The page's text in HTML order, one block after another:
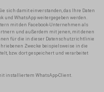
sich damit einverstanden, das Ihre Daten
und WhatsApp weitergegeben werden.
mit den Facebook-Unternehmen als
und außerdem mit jenen, mit denen
für die in dieser Datenschutzrichtlinie
Zwecke beispielsweise in die
bzw. dort gespeichert und verarbeitet
installiertem WhatsApp-Client.